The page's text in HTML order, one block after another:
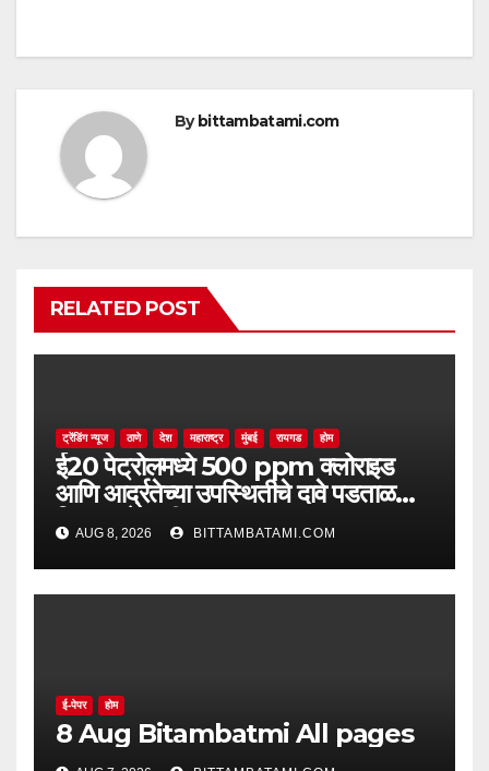
p
o
By bittambatami.com
RELATED POST
ट्रेंडिंग न्यूज ठाणे देश महाराष्ट्र मुंबई रायगड होम
ई20 पेट्रोलमध्ये 500 ppm क्लोराइड
आणि आर्द्रतेच्या उपस्थितीचे दावे पडताळणीत
सिद्ध झाले नाहीत
AUG 8, 2026 BITTAMBATAMI.COM
ई-पेपर होम
8 Aug Bitambatmi All pages